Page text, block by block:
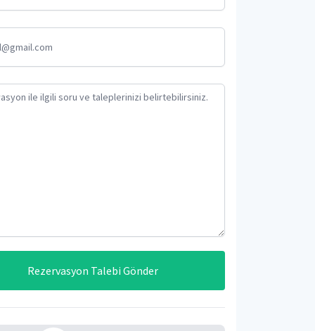
Rezervasyon Talebi Gönder